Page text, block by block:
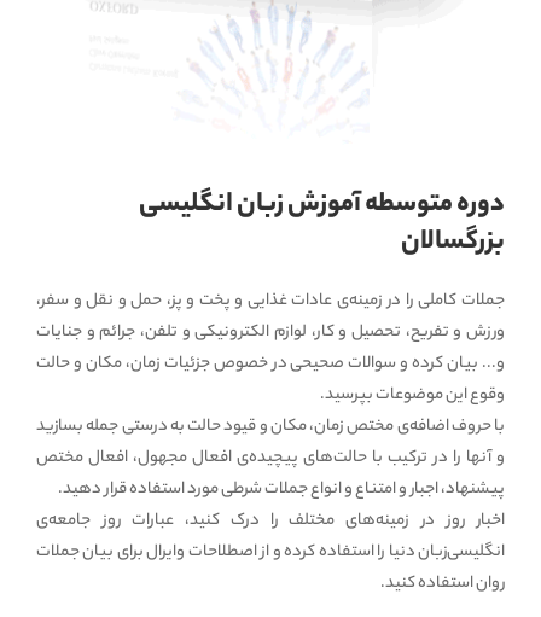
دوره متوسطه آموزش زبان انگلیسی
بزرگسالان
جملات کاملی را در زمینه‌ی عادات غذایی و پخت و پز، حمل و نقل و سفر،
ورزش و تفریح، تحصیل و کار، لوازم الکترونیکی و تلفن، جرائم و جنایات
و... بیان کرده و سوالات صحیحی در خصوص جزئیات زمان، مکان و حالت
وقوع این موضوعات بپرسید.
با حروف اضافه‌‌ی مختص زمان، مکان و قیود حالت به درستی جمله بسازید
و آنها را در ترکیب با حالت‌های پیچیده‌‌ی افعال مجهول، افعال مختص
پیشنهاد، اجبار و امتناع و انواع جملات شرطی مورد استفاده قرار دهید.
اخبار روز در زمینه‌های مختلف را درک کنید، عبارات روز جامعه‌ی
انگلیسی‌زبان دنیا را استفاده کرده و از اصطلاحات وایرال برای بیان جملات
روان استفاده کنید.